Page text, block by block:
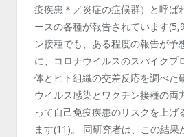
疫疾患＊／炎症の症候群）と呼ば
ースの各種が報告されています
ン接種でも、ある程度の報告が予
に、コロナウイルスのスパイクプ
体とヒト組織の交差反応を調べた
ウイルス感染とワクチン接種の両
って自己免疫疾患のリスクを上げ
ます(11)。 同研究者は、この結果